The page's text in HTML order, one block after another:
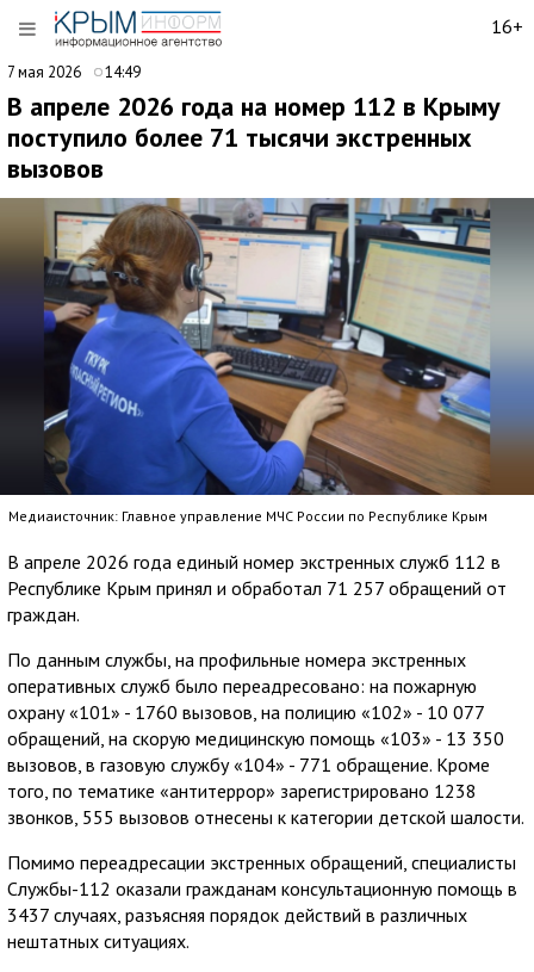
16+
7 мая 2026 14:49
В апреле 2026 года на номер 112 в Крыму
поступило более 71 тысячи экстренных
вызовов
Медиаисточник: Главное управление МЧС России по Республике Крым
В апреле 2026 года единый номер экстренных служб 112 в
Республике Крым принял и обработал 71 257 обращений от
граждан.
По данным службы, на профильные номера экстренных
оперативных служб было переадресовано: на пожарную
охрану «101» - 1760 вызовов, на полицию «102» - 10 077
обращений, на скорую медицинскую помощь «103» - 13 350
вызовов, в газовую службу «104» - 771 обращение. Кроме
того, по тематике «антитеррор» зарегистрировано 1238
звонков, 555 вызовов отнесены к категории детской шалости.
Помимо переадресации экстренных обращений, специалисты
Службы-112 оказали гражданам консультационную помощь в
3437 случаях, разъясняя порядок действий в различных
нештатных ситуациях.